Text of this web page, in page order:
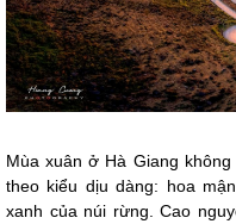
Mùa xuân ở Hà Giang
theo kiểu dịu dàng: hoa
xanh của núi rừng. Cao